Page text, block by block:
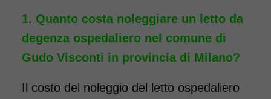
contenimento con materasso
antidecubito e vassoio da letto
con ruote. Il noleggio minimo
è di 7 giorni a 116 euro.
COSTO NOLEGGIO
Quanto costa noleggiare un letto da
degenza ospedaliero nel comune di
Gudo Visconti in provincia di Milano?
Il costo del noleggio del letto ospedaliero